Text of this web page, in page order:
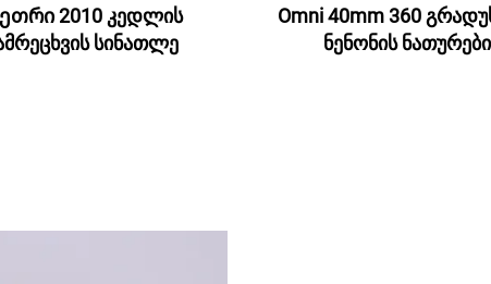
2010 კედლის
სინათლე
Omni 40mm 360
ნენონის ნათურები